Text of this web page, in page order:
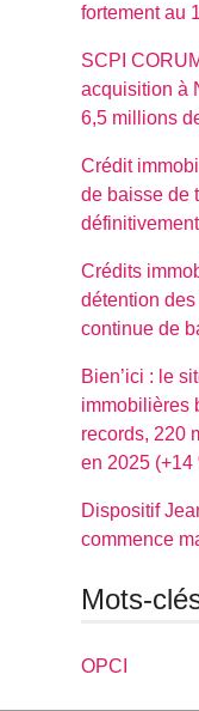
fortement au
SCPI
acquisition à
6,5 millions
Crédit
de baisse de
Crédits
détention
continue de
Bien’ici : le
immobilières
records, 220
en 2025 (+14
Dispositif
commence
Mots-
OPCI